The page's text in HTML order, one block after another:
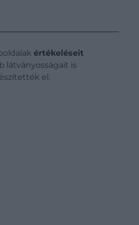
értékeléseit
látványosságait is
el.